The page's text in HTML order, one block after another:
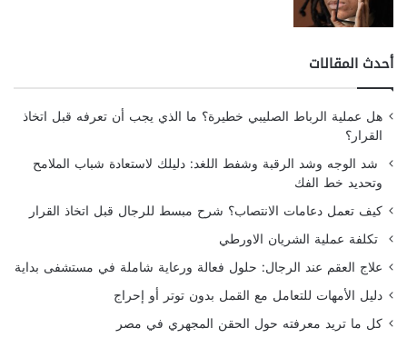
أحدث المقالات
هل عملية الرباط الصليبي خطيرة؟ ما الذي يجب أن تعرفه قبل اتخاذ
القرار؟
شد الوجه وشد الرقبة وشفط اللغد: دليلك لاستعادة شباب الملامح
وتحديد خط الفك
كيف تعمل دعامات الانتصاب؟ شرح مبسط للرجال قبل اتخاذ القرار
تكلفة عملية الشريان الاورطي
علاج العقم عند الرجال: حلول فعالة ورعاية شاملة في مستشفى بداية
دليل الأمهات للتعامل مع القمل بدون توتر أو إحراج
كل ما تريد معرفته حول الحقن المجهري في مصر